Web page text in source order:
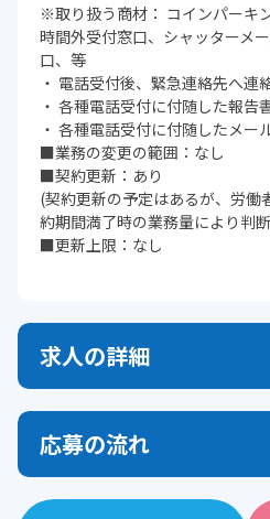
※取り扱う商材： コインパーキ
時間外受付窓口、シャッターメ
口、等
・ 電話受付後、緊急連絡先へ連
・ 各種電話受付に付随した報告
・ 各種電話受付に付随したメー
■業務の変更の範囲：なし
■契約更新：あり
(契約更新の予定はあるが、労働
約期間満了時の業務量により判
■更新上限：なし
求人の詳細
応募の流れ